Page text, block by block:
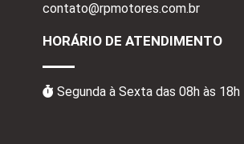
contato@rpmotores.com.br
HORÁRIO DE ATENDIMENTO
Segunda à Sexta das 08h às 18h